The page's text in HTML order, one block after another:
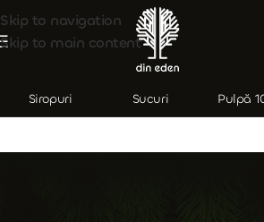
Skip to navigation
Skip to main content
Siropuri Sucuri Pulpă